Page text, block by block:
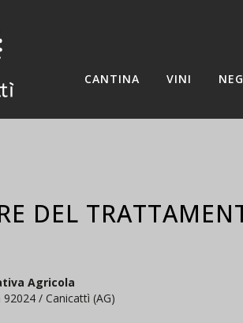
CANTINA VINI
DEL
Agricola
/ Canicattì (AG)